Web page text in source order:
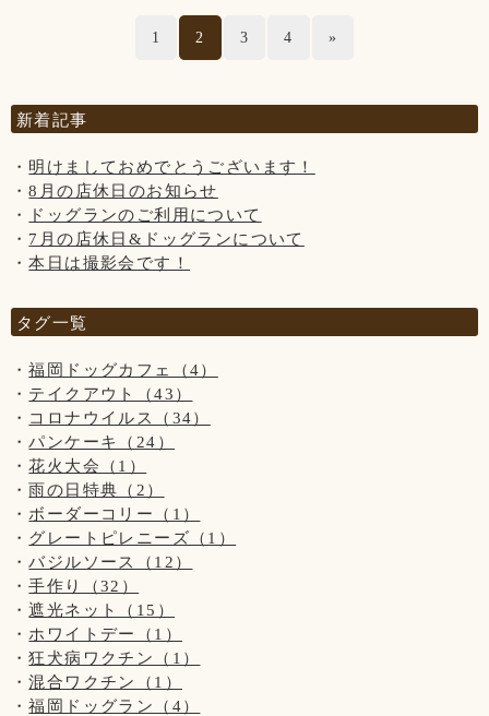
で、テラスは2組様まで)
お客様、わんちゃんの安全を守るためですのでご了承くださ
いませ。
18:00)とさせて頂きます。
ております。
【写真について】
Upしています、お写真はトリマーが時間が空いた時に撮影さ
せて頂いております。
ご来店頂きました全てのわんちゃん達を撮影は出来ておりま
せんのでご了承くださいませ。
サッカー・キャッチボール・お子様だけの追いかけっこなど
はご遠慮頂きますようお願い致します。
保護者の方はわんちゃんだけでなく、お子様からも目を離さ
新型コロナウイルス感染防止対策を行っております。
お客様の安全の為にもご協力をお願い致します。
◆お席からは必要最低限の移動(トイレやドッグランなど)以
外はご遠慮頂きます様お願い致します。
スを保って頂きますようお願い致します。
◆ご入店の際は、アルコール消毒とマスクの着用(お食事の時
以外)をお願い致します。
◆テイクアウトもございます！
◆トリミングのみ(お預け、お迎え時)、テイクアウトのみの
ご利用のお客様は出来るだけお1人様でのご入店にご協力下さ
いませ。
◆ご入店の制限をさせて頂いております。(店内は3組様ま
で、テラスは2組様まで)
お客様、わんちゃんの安全を守るためですのでご了承くださ
いませ。
【営業時間について】
ホームページやFacebookなどを見てsunちゃんに
会いに来てくださる方がいらっしゃいますが、
ホームページなどの画面から
sunちゃんを消すという事は出来ません。
『 当店は、看板犬と遊んだり、お散歩をするなどの"ふれあ
い"の営業は行っておりませんので予めご了承下さいませ』
【お願い】
ドッグランはわんちゃんの遊ぶ所です。
お子様の遊ぶ所ではございません。
サッカー・キャッチボール・お子様だけの追いかけっこなど
はご遠慮頂きますようお願い致します。
保護者の方はわんちゃんだけでなく、お子様からも目を離さ
ないようにお願い致します。
【新型コロナウイルス感染防止対策について】
新型コロナウイルス感染防止対策を行っております。
お客様の安全の為にもご協力をお願い致します。
◆お席からは必要最低限の移動(トイレやドッグランなど)以
外はご遠慮頂きます様お願い致します。
お客様同士(わんちゃんも含む)の距離ソーシャルディスタン
スを保って頂きますようお願い致します。
17日(火)～20日(金)の4日間です。
(↓こちらのお知らせは知らない方がまだいらっしゃいますの
で、暫く掲載させていただきます。)
当店の看板犬のsunちゃん(ポメラニアン)が
2021年2月19日に13歳で虹の橋を渡りました。
ホームページやFacebookなどを見てsunちゃんに
会いに来てくださる方がいらっしゃいますが、
ホームページなどの画面から
sunちゃんを消すという事は出来ません。
大変申し訳ございません。ご了承くださいませ※
『 当店は、看板犬と遊んだり、お散歩をするなどの"ふれあ
い"の営業は行っておりませんので予めご了承下さいませ』
【お願い】
ドッグランはわんちゃんの遊ぶ所です。
お子様の遊ぶ所ではございません。
サッカー・キャッチボール・お子様だけの追いかけっこなど
はご遠慮頂きますようお願い致します。
保護者の方はわんちゃんだけでなく、お子様からも目を離さ
ないようにお願い致します。
1 2 3 4 »
新着記事
明けましておめでとうございます！
8月の店休日のお知らせ
ドッグランのご利用について
7月の店休日&ドッグランについて
本日は撮影会です！
タグ一覧
福岡ドッグカフェ（4）
テイクアウト（43）
コロナウイルス（34）
パンケーキ（24）
花火大会（1）
雨の日特典（2）
ボーダーコリー（1）
グレートピレニーズ（1）
バジルソース（12）
手作り（32）
遮光ネット（15）
ホワイトデー（1）
狂犬病ワクチン（1）
混合ワクチン（1）
福岡ドッグラン（4）